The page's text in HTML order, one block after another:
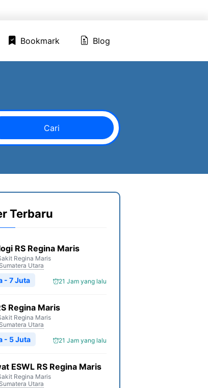
Bookmark Blog
Cari
Terbaru
RS Regina Maris
Regina Maris
Sumatera Utara
21 Jam yang lalu
- 7 Juta
Regina Maris
Regina Maris
Sumatera Utara
21 Jam yang lalu
- 5 Juta
ESWL RS Regina Maris
Regina Maris
Sumatera Utara